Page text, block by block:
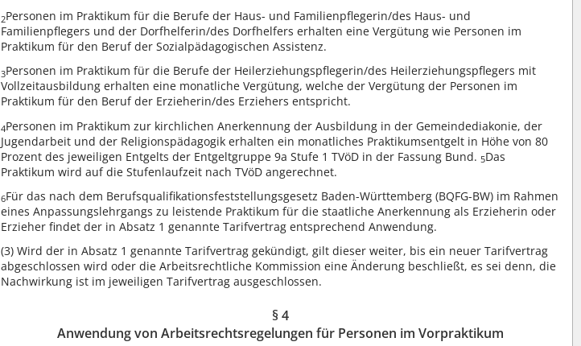
2Personen im Praktikum für die Berufe der Haus- und Familienpflegerin/des Haus- und
Familienpflegers und der Dorfhelferin/des Dorfhelfers erhalten eine Vergütung wie Personen im
Praktikum für den Beruf der Sozialpädagogischen Assistenz.
3Personen im Praktikum für die Berufe der Heilerziehungspflegerin/des Heilerziehungspflegers mit
Vollzeitausbildung erhalten eine monatliche Vergütung, welche der Vergütung der Personen im
Praktikum für den Beruf der Erzieherin/des Erziehers entspricht.
4Personen im Praktikum zur kirchlichen Anerkennung der Ausbildung in der Gemeindediakonie, der
Jugendarbeit und der Religionspädagogik erhalten ein monatliches Praktikumsentgelt in Höhe von 80
Prozent des jeweiligen Entgelts der Entgeltgruppe 9a Stufe 1 TVöD in der Fassung Bund. 5Das
Praktikum wird auf die Stufenlaufzeit nach TVöD angerechnet.
6Für das nach dem Berufsqualifikationsfeststellungsgesetz Baden-Württemberg (BQFG-BW) im Rahmen
eines Anpassungslehrgangs zu leistende Praktikum für die staatliche Anerkennung als Erzieherin oder
Erzieher findet der in Absatz 1 genannte Tarifvertrag entsprechend Anwendung.
(3) Wird der in Absatz 1 genannte Tarifvertrag gekündigt, gilt dieser weiter, bis ein neuer Tarifvertrag
abgeschlossen wird oder die Arbeitsrechtliche Kommission eine Änderung beschließt, es sei denn, die
Nachwirkung ist im jeweiligen Tarifvertrag ausgeschlossen.
§ 4
Anwendung von Arbeitsrechtsregelungen für Personen im Vorpraktikum